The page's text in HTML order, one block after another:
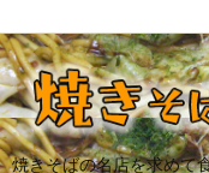
焼きそばの名店を求めて